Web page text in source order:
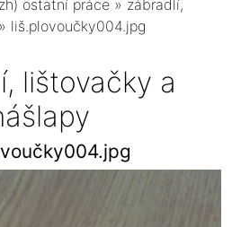
zh) ostatní práce » zábradlí,
» liš.plovoučky004.jpg
lištovačky a